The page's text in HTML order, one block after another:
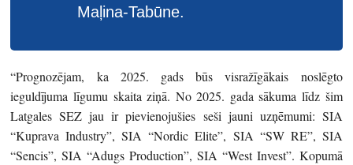
Maļina-Tabūne.
“Prognozējam, ka 2025. gads būs visražīgākais noslēgto
ieguldījuma līgumu skaita ziņā. No 2025. gada sākuma līdz šim
Latgales SEZ jau ir pievienojušies seši jauni uzņēmumi: SIA
“Kuprava Industry”, SIA “Nordic Elite”, SIA “SW RE”, SIA
“Sencis”, SIA “Adugs Production”, SIA “West Invest”. Kopumā